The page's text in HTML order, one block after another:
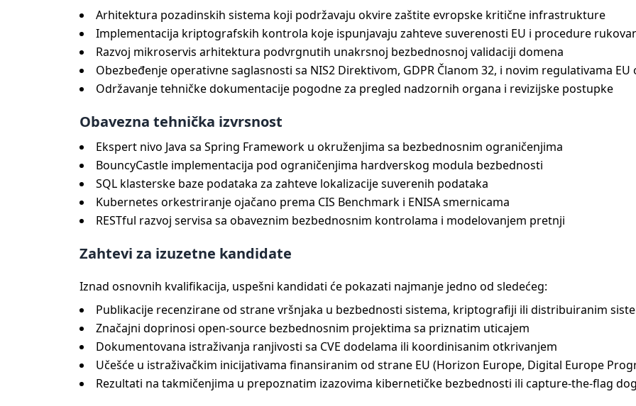
Arhitektura pozadinskih sistema koji podržavaju okvire zaštite evropske kritične infrastrukture
Implementacija kriptografskih kontrola koje ispunjavaju zahteve suverenosti EU i procedure
Razvoj mikroservis arhitektura podvrgnutih unakrsnoj bezbednosnoj validaciji domena
Obezbeđenje operativne saglasnosti sa NIS2 Direktivom, GDPR Članom 32, i novim regulativama
Održavanje tehničke dokumentacije pogodne za pregled nadzornih organa i revizijske postupke
Obavezna tehnička izvrsnost
Ekspert nivo Java sa Spring Framework u okruženjima sa bezbednosnim ograničenjima
BouncyCastle implementacija pod ograničenjima hardverskog modula bezbednosti
SQL klasterske baze podataka za zahteve lokalizacije suverenih podataka
Kubernetes orkestriranje ojačano prema CIS Benchmark i ENISA smernicama
RESTful razvoj servisa sa obaveznim bezbednosnim kontrolama i modelovanjem pretnji
Zahtevi za izuzetne kandidate
Iznad osnovnih kvalifikacija, uspešni kandidati će pokazati najmanje jedno od sledećeg:
Publikacije recenzirane od strane vršnjaka u bezbednosti sistema, kriptografiji ili distribuiranim
Značajni doprinosi open-source bezbednosnim projektima sa priznatim uticajem
Dokumentovana istraživanja ranjivosti sa CVE dodelama ili koordinisanim otkrivanjem
Učešće u istraživačkim inicijativama finansiranim od strane EU (Horizon Europe, Digital Europe
Rezultati na takmičenjima u prepoznatim izazovima kibernetičke bezbednosti ili capture-the-flag